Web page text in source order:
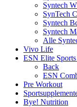
Syntech
SynTech
Syntech
Syntech
Alle
Vivo Life
ESN Elite
Back
ESN
Pre Workout
Bye! Nutrition